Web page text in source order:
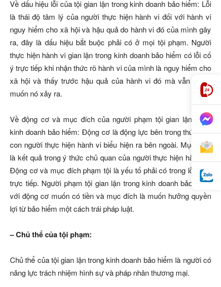
Về dấu hiệu lỗi của tội gian lận trong kinh doanh bảo hiểm: Lỗi
là thái độ tâm lý của người thực hiện hành vi đối với hành vi
nguy hiểm cho xã hội và hậu quả do hành vi đó của mình gây
ra, đây là dấu hiệu bắt buộc phải có ở mọi tội phạm. Người
thực hiện hành vi gian lận trong kinh doanh bảo hiểm có lỗi cố
ý trực tiếp khi nhận thức rõ hành vi của mình là nguy hiểm cho
xã hội và thấy trước hậu quả của hành vi đó mà vẫn mong
muốn nó xảy ra.
Về động cơ và mục đích của người phạm tội gian lận trong
kinh doanh bảo hiểm: Động cơ là động lực bên trong thúc đẩy
con người thực hiện hành vi biểu hiện ra bên ngoài. Mục đích
là kết quả trong ý thức chủ quan của người thực hiện hành vi.
Động cơ và mục đích phạm tội là yếu tố phải có trong lỗi cố ý
trực tiếp. Người phạm tội gian lận trong kinh doanh bảo hiểm
với động cơ muốn có tiền và mục đích là muốn hưởng quyền
lợi từ bảo hiểm một cách trái pháp luật.
– Chủ thể của tội phạm:
Chủ thể của tội gian lận trong kinh doanh bảo hiểm là người có
năng lực trách nhiệm hình sự và pháp nhân thương mại.